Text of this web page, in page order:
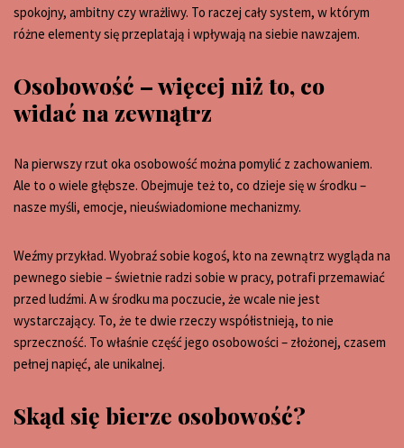
spokojny, ambitny czy wrażliwy. To raczej cały system, w którym
różne elementy się przeplatają i wpływają na siebie nawzajem.
Osobowość – więcej niż to, co
widać na zewnątrz
Na pierwszy rzut oka osobowość można pomylić z zachowaniem.
Ale to o wiele głębsze. Obejmuje też to, co dzieje się w środku –
nasze myśli, emocje, nieuświadomione mechanizmy.
Weźmy przykład. Wyobraź sobie kogoś, kto na zewnątrz wygląda na
pewnego siebie – świetnie radzi sobie w pracy, potrafi przemawiać
przed ludźmi. A w środku ma poczucie, że wcale nie jest
wystarczający. To, że te dwie rzeczy współistnieją, to nie
sprzeczność. To właśnie część jego osobowości – złożonej, czasem
pełnej napięć, ale unikalnej.
Skąd się bierze osobowość?